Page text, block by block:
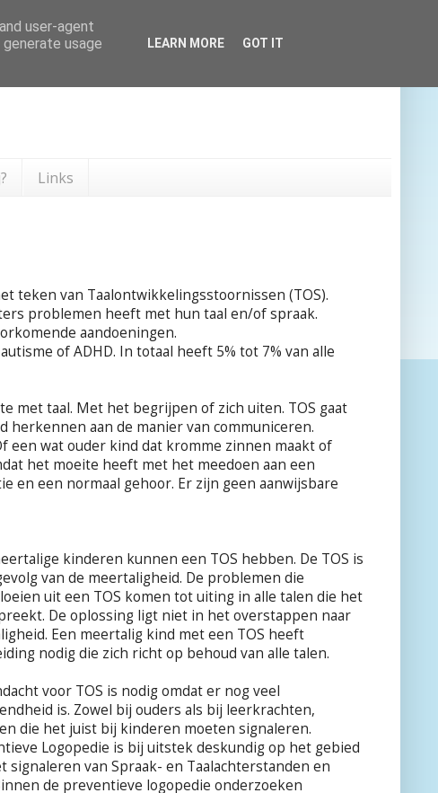
Links
teken van Taalontwikkelingsstoornissen (TOS).
problemen heeft met hun taal en/of spraak.
aandoeningen.
of ADHD. In totaal heeft 5% tot 7% van alle
met taal. Met het begrijpen of zich uiten. TOS gaat
aan de manier van communiceren.
een wat ouder kind dat kromme zinnen maakt of
het moeite heeft met het meedoen aan een
en een normaal gehoor. Er zijn geen aanwijsbare
kinderen kunnen een TOS hebben. De TOS is
van de meertaligheid. De problemen die
uit een TOS komen tot uiting in alle talen die het
De oplossing ligt niet in het overstappen naar
Een meertalig kind met een TOS heeft
nodig die zich richt op behoud van alle talen.
voor TOS is nodig omdat er nog veel
is. Zowel bij ouders als bij leerkrachten,
die het juist bij kinderen moeten signaleren.
Logopedie is bij uitstek deskundig op het gebied
signaleren van Spraak- en Taalachterstanden en
de preventieve logopedie onderzoeken
user-agent
usage
LEARN MORE GOT IT